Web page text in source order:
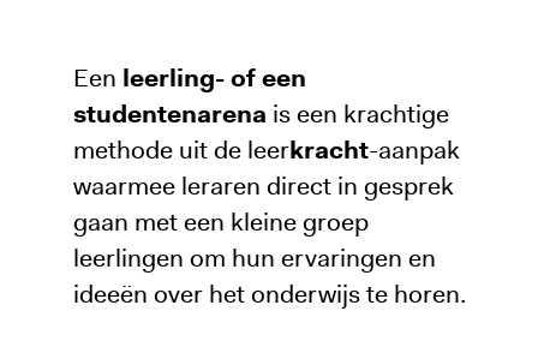
Een leerling- of een
studentenarena is een krachtige
methode uit de leerkracht-aanpak
waarmee leraren direct in gesprek
gaan met een kleine groep
leerlingen om hun ervaringen en
ideeën over het onderwijs te horen.